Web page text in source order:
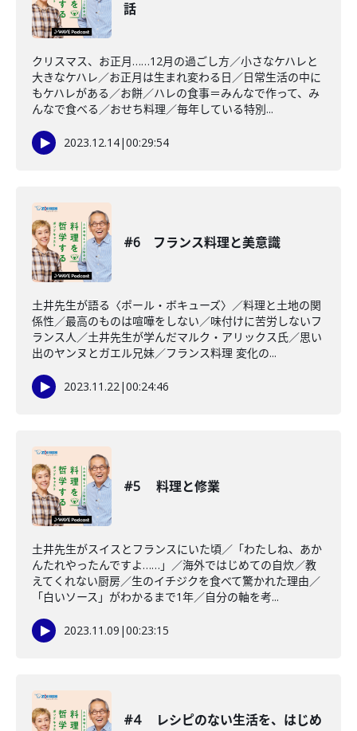
話
クリスマス、お正月……12月の過ごし方／小さなケハレと
大きなケハレ／お正月は生まれ変わる日／日常生活の中に
もケハレがある／お餅／ハレの食事＝みんなで作って、み
んなで食べる／おせち料理／毎年している特別...
2023.12.14|00:29:54
#6 フランス料理と美意識
土井先生が語る〈ポール・ボキューズ〉／料理と土地の関
係性／最高のものは喧嘩をしない／味付けに苦労しないフ
ランス人／土井先生が学んだマルク・アリックス氏／思い
出のヤンヌとガエル兄妹／フランス料理 変化の...
2023.11.22|00:24:46
#5 料理と修業
土井先生がスイスとフランスにいた頃／「わたしね、あか
んたれやったんですよ……」／海外ではじめての自炊／教
えてくれない厨房／生のイチジクを食べて驚かれた理由／
「白いソース」がわかるまで1年／自分の軸を考...
2023.11.09 |00:23:15
#4 レシピのない生活を、はじめ